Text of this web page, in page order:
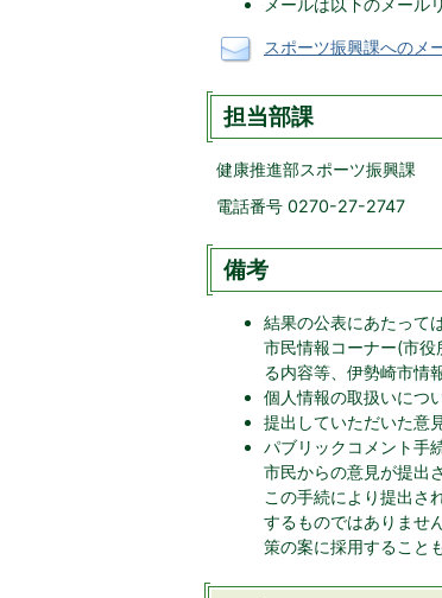
メールは以下のメール
スポーツ振興課へのメ
担当部課
健康推進部スポーツ振興課
電話番号 0270-27-2747
備考
結果の公表にあたって
市民情報コーナー(市役
る内容等、伊勢崎市情
個人情報の取扱いにつ
提出していただいた意
パブリックコメント手
市民からの意見が提出
この手続により提出さ
するものではありませ
策の案に採用すること